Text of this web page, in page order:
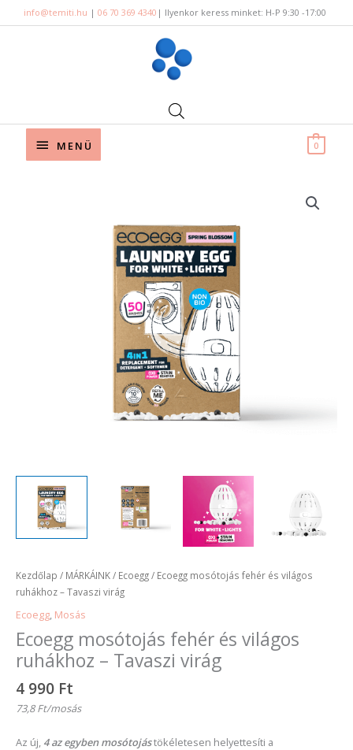
to
info@temiti.hu | 06 70 369 4340 | Ilyenkor keress minket: H-P 9:30 -17:00
Below
MENÜ 0
Kezdőlap / MÁRKÁINK/ Ecoegg/ Ecoegg mosótojás fehér és világos
ruhákhoz – Tavaszi virág
Ecoegg Mosás
Ecoegg mosótojás fehér és világos
ruhákhoz – Tavaszi virág
4 990 Ft
73,8 Ft/mosás
Az új, 4 az egyben mosótojástökéletesen helyettesíti a